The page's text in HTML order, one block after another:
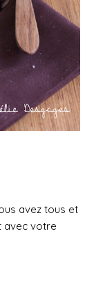
avez tous et
avec votre